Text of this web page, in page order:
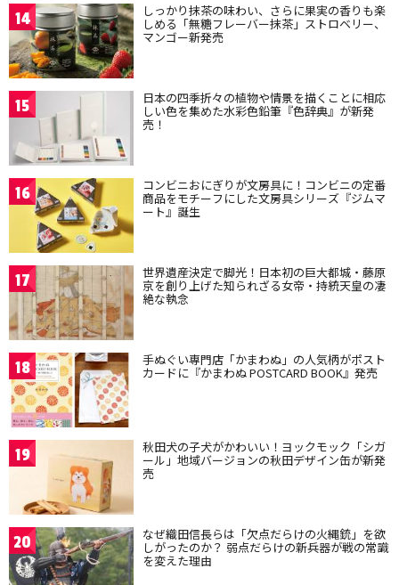
14 しっかり抹茶の味わい、さらに果実の香りも楽
しめる「無糖フレーバー抹茶」ストロベリー、
マンゴー新発売
15 日本の四季折々の植物や情景を描くことに相応
しい色を集めた水彩色鉛筆『色辞典』が新発
売！
16 コンビニおにぎりが文房具に！コンビニの定番
商品をモチーフにした文房具シリーズ『ジムマ
ート』誕生
17 世界遺産決定で脚光！日本初の巨大都城・藤原
京を創り上げた知られざる女帝・持統天皇の凄
絶な執念
18 手ぬぐい専門店「かまわぬ」の人気柄がポスト
カードに『かまわぬ POSTCARD BOOK』発売
19 秋田犬の子犬がかわいい！ヨックモック「シガ
ール」地域バージョンの秋田デザイン缶が新発
売
20 なぜ織田信長らは「欠点だらけの火縄銃」を欲
しがったのか？ 弱点だらけの新兵器が戦の常識
を変えた理由